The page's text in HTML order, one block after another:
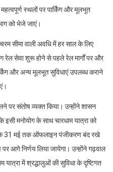
स्थलों पर पार्किंग और मूलभूत
को भेजे जाएं।
सीमा वाली अवधि में हर साल के लिए
रेल सेवा शुरू होने से पहले रेल मार्गों पर और
और अन्य मूलभूत सुविधाएं उपलब्ध कराने
पर संतोष व्यक्त किया। उन्होंने शासन
इसी मनोयोग के साथ चारधाम यात्रा को
31 मई तक ऑफलाइन पंजीकरण बंद रखे
आगे निर्णय लिया जायेगा। उन्होंने गढ़वाल
यात्रा में श्रद्धालुओं की सुविधा के दृष्टिगत